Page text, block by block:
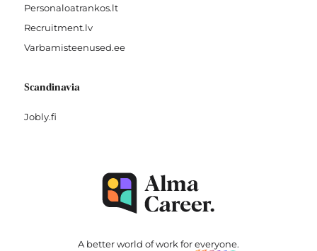
Personaloatrankos.lt
Recruitment.lv
Varbamisteenused.ee
Scandinavia
Jobly.fi
A better world of work foreveryone.